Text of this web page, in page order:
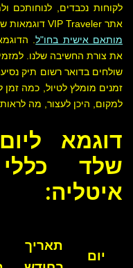
לקוחות נכבדים, לנוחותכם
אתר VIP Traveler דוגמאות שונות לאפשרויות
מותאם אישית בחו"ל.
את צורת החשיבה שלנו.
שולחים בדואר רשום תיק
זמנים מומלץ לטיול, כמה
למקום, היכן לעצור, מה לראות
דוגמא
שלד
איטליה:
יום
תאריך